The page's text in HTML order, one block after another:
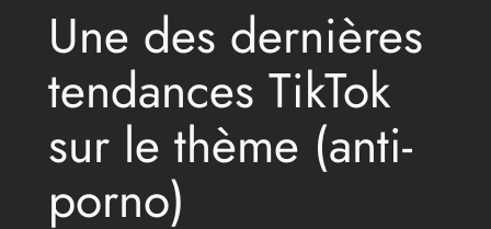
Une des dernières
tendances TikTok
sur le thème (anti-
porno)